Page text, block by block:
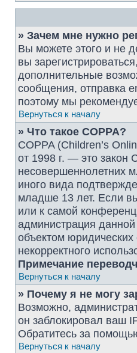
» Зачем мне нужно
Вы можете этого и не
вы
дополнительные
сообщения, отправка
поэтому мы
Вернуться к началу
» Что такое COPPA?
COPPA (Children’s
от 1998 г. — это закон
несовершеннолетних
иного вида
младше 13 лет. Если
или к самой
администрация
объектом
некорректного
Примечание
Вернуться к началу
» Почему я не могу
Возможно,
он заблокировал ваш
Обратитесь за
Вернуться к началу